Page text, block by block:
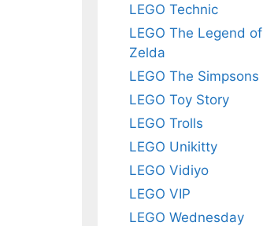
LEGO Technic
LEGO The Legend of
Zelda
LEGO The Simpsons
LEGO Toy Story
LEGO Trolls
LEGO Unikitty
LEGO Vidiyo
LEGO VIP
LEGO Wednesday